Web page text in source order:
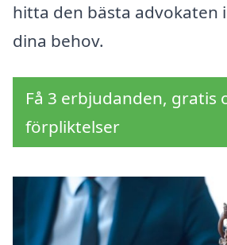
hitta den bästa advokaten
dina behov.
Få 3 erbjudanden, gratis
förpliktelser